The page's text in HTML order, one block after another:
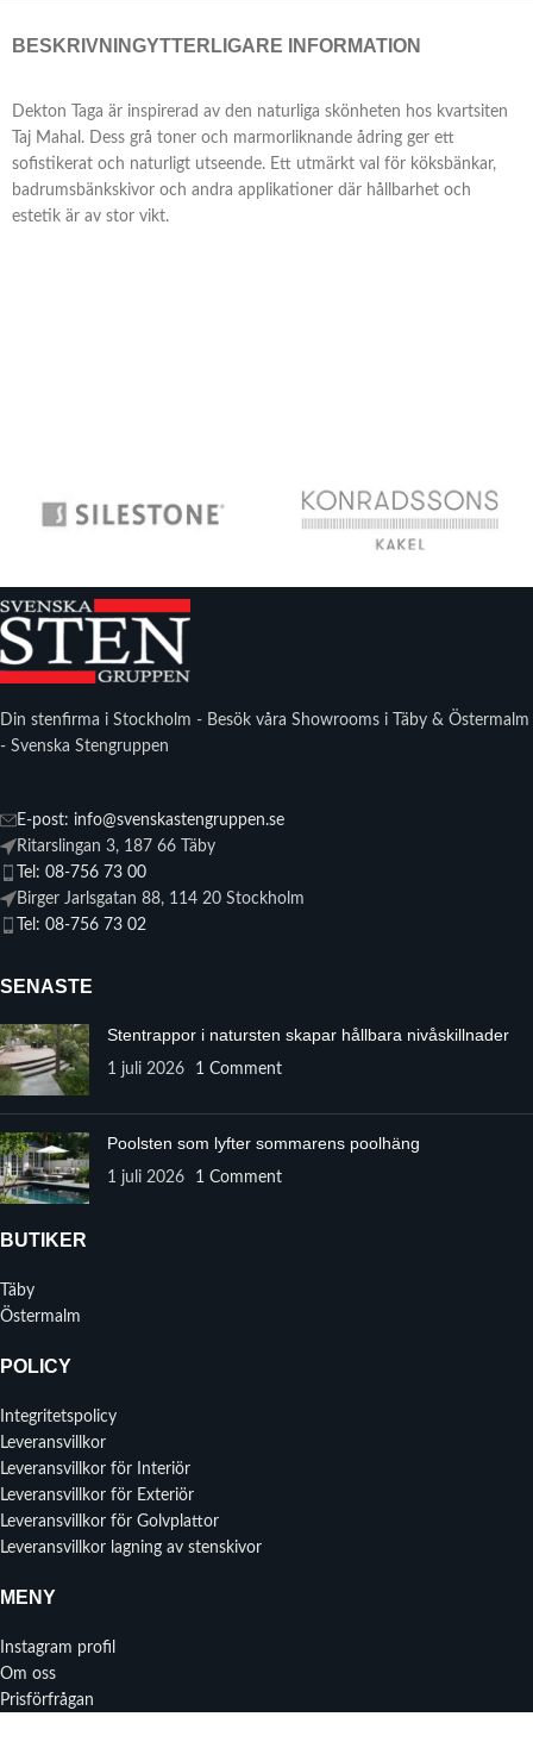
BESKRIVNINGYTTERLIGARE INFORMATION
Dekton Taga är inspirerad av den naturliga skönheten hos kvartsiten
Taj Mahal. Dess grå toner och marmorliknande ådring ger ett
sofistikerat och naturligt utseende. Ett utmärkt val för köksbänkar,
badrumsbänkskivor och andra applikationer där hållbarhet och
estetik är av stor vikt.
Din stenfirma i Stockholm - Besök våra Showrooms i Täby & Östermalm
- Svenska Stengruppen
E-post: info@svenskastengruppen.se
Ritarslingan 3, 187 66 Täby
Tel: 08-756 73 00
Birger Jarlsgatan 88, 114 20 Stockholm
Tel: 08-756 73 02
SENASTE
Stentrappor i natursten skapar hållbara nivåskillnader
1 juli 2026 1 Comment
Poolsten som lyfter sommarens poolhäng
1 juli 2026 1 Comment
BUTIKER
Täby
Östermalm
POLICY
Integritetspolicy
Leveransvillkor
Leveransvillkor för Interiör
Leveransvillkor för Exteriör
Leveransvillkor för Golvplattor
Leveransvillkor lagning av stenskivor
MENY
Instagram profil
Om oss
Prisförfrågan